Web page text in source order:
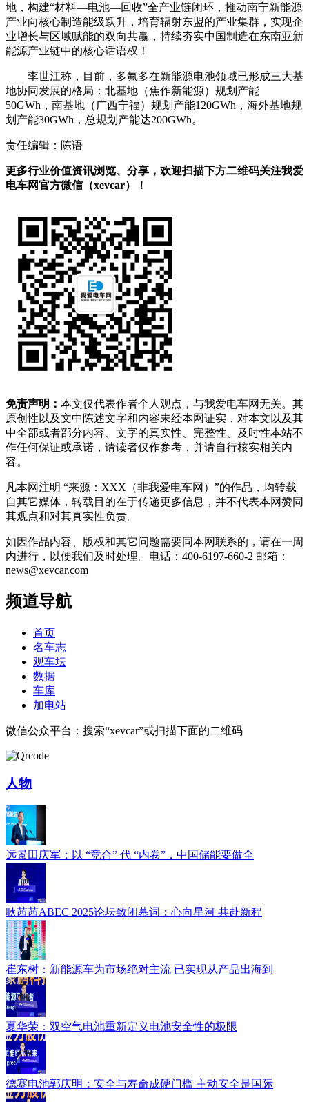
地，构建“材料—电池—回收”全产业链闭环，推动南宁新能源
产业向核心制造能级跃升，培育辐射东盟的产业集群，实现企
业增长与区域赋能的双向共赢，持续夯实中国制造在东南亚新
能源产业链中的核心话语权！
李世江称，目前，多氟多在新能源电池领域已形成三大基
地协同发展的格局：北基地（焦作新能源）规划产能
50GWh，南基地（广西宁福）规划产能120GWh，海外基地规
划产能30GWh，总规划产能达200GWh。
责任编辑：陈语
更多行业价值资讯浏览、分享，欢迎扫描下方二维码关注我爱
电车网官方微信（xevcar）！
免责声明： 本文仅代表作者个人观点，与我爱电车网无关。其
原创性以及文中陈述文字和内容未经本网证实，对本文以及其
中全部或者部分内容、文字的真实性、完整性、及时性本站不
作任何保证或承诺，请读者仅作参考，并请自行核实相关内
容。
凡本网注明 “来源：XXX（非我爱电车网）”的作品，均转载
自其它媒体，转载目的在于传递更多信息，并不代表本网赞同
其观点和对其真实性负责。
如因作品内容、版权和其它问题需要同本网联系的，请在一周
内进行，以便我们及时处理。电话：400-6197-660-2 邮箱：
news@xevcar.com
频道导航
首页
名车志
观车坛
数据
车库
加电站
微信公众平台：搜索“xevcar”或扫描下面的二维码
人物
远景田庆军：以 “竞合” 代 “内卷”，中国储能要做全
耿茜茜ABEC 2025论坛致闭幕词：心向星河 共赴新程
崔东树：新能源车为市场绝对主流 已实现从产品出海到
夏华荣：双空气电池重新定义电池安全性的极限
德赛电池郭庆明：安全与寿命成硬门槛 主动安全是国际